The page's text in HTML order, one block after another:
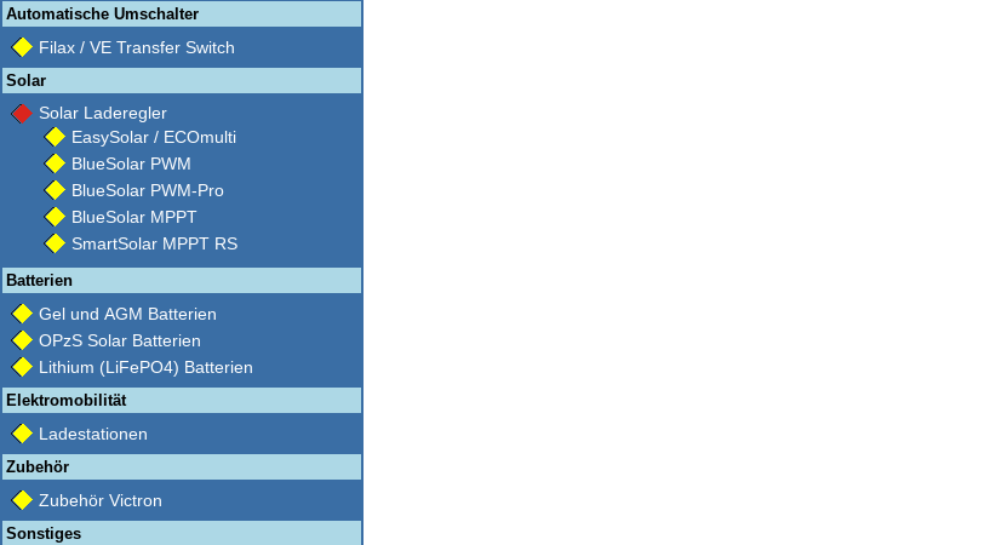
Automatische Umschalter
Filax / VE Transfer Switch
Solar
Solar Laderegler
EasySolar / ECOmulti
BlueSolar PWM
BlueSolar PWM-Pro
BlueSolar MPPT
SmartSolar MPPT RS
Batterien
Gel und AGM Batterien
OPzS Solar Batterien
Lithium (LiFePO4) Batterien
Elektromobilität
Ladestationen
Zubehör
Zubehör Victron
Sonstiges